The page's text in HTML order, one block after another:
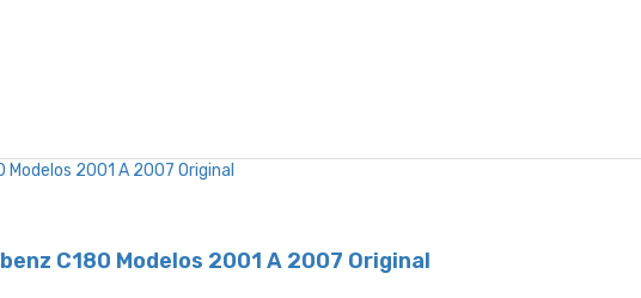
C180 Modelos 2001 A 2007 Original